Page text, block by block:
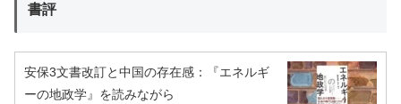
書評
安保3文書改訂と中国の存在感：『エネルギ
ーの地政学』を読みながら